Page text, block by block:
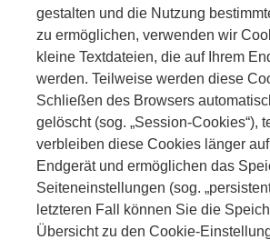
gestalten und die Nutzung
zu ermöglichen, verwenden wir
kleine Textdateien, die auf Ihrem
werden. Teilweise werden diese
Schließen des Browsers
gelöscht (sog. „Session-Cookies“),
verbleiben diese Cookies länger
Endgerät und ermöglichen das
Seiteneinstellungen (sog.
letzteren Fall können Sie die
Übersicht zu den Cookie-